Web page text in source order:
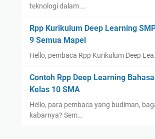
teknologi dalam …
Rpp Kurikulum Deep Learning
9 Semua Mapel
Hello, pembaca Rpp Kurikulum Deep
Contoh Rpp Deep Learning
Kelas 10 SMA
Hello, para pembaca yang budiman,
kabarnya? Sem…